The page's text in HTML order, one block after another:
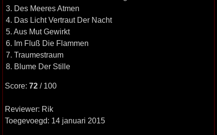
3. Des Meeres Atmen
4. Das Licht Vertraut Der Nacht
5. Aus Mut Gewirkt
6. Im Fluß Die Flammen
7. Traumestraum
8. Blume Der Stille
Score: 72 / 100
Reviewer: Rik
Toegevoegd: 14 januari 2015